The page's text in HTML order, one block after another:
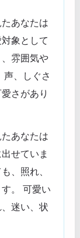
あなたは
象として
雰囲気や
、しぐさ
さがあり
あなたは
せていま
、照れ、
。 可愛い
迷い、状